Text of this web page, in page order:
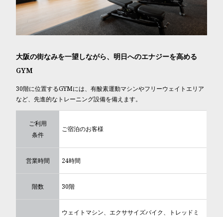
大阪の街なみを一望しながら、 明日へのエナジーを高める
GYM
30階に位置するGYMには、有酸素運動マシンやフリーウェイトエリア
など、先進的なトレーニング設備を備えます。
ご利用
条件
ご宿泊のお客様
営業時間 24時間
階数 30階
ウェイトマシン、エクササイズバイク、トレッドミ